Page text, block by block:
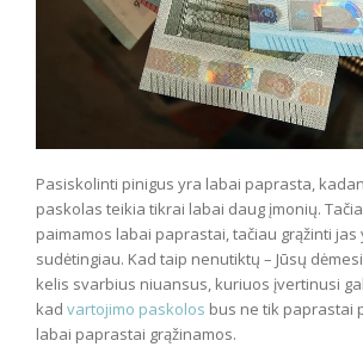
Pasiskolinti pinigus yra labai paprasta,
paskolas teikia tikrai labai daug įmonių.
paimamos labai paprastai, tačiau grąžinti jas
sudėtingiau. Kad taip nenutiktų – Jūsų
kelis svarbius niuansus, kuriuos įvertinusi
kad vartojimo paskolos bus ne tik paprastai
labai paprastai grąžinamos.